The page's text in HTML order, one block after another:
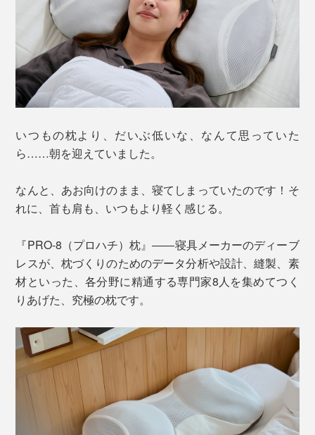
いつもの枕より、だいぶ低いな、なんて思っていた
ら……朝を迎えていました。
なんと、あお向けのまま、寝てしまっていたのです！そ
れに、首も肩も、いつもより軽く感じる。
『PRO-8（プロハチ）枕』――寝具メーカーのディーブ
レスが、枕づくりのためのデータ分析や設計、縫製、素
材といった、各分野に精通する専門家8人を集めてつく
りあげた、究極の枕です。